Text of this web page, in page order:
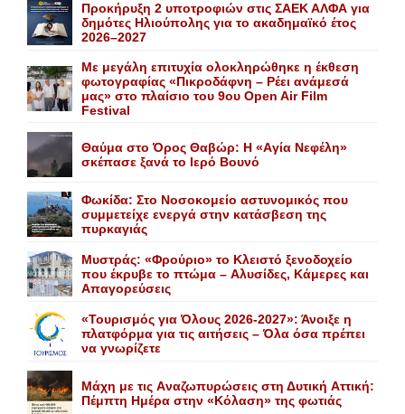
Προκήρυξη 2 υποτροφιών στις ΣΑΕΚ ΑΛΦΑ για
δημότες Ηλιούπολης για το ακαδημαϊκό έτος
2026–2027
Με μεγάλη επιτυχία ολοκληρώθηκε η έκθεση
φωτογραφίας «Πικροδάφνη – Ρέει ανάμεσά
μας» στο πλαίσιο του 9ου Open Air Film
Festival
Θαύμα στο Όρος Θαβώρ: H «Aγία Nεφέλη»
σκέπασε ξανά το Iερό Bουνό
Φωκίδα: Στο Νοσοκομείο αστυνομικός που
συμμετείχε ενεργά στην κατάσβεση της
πυρκαγιάς
Mυστράς: «Φρούριο» το Kλειστό ξενοδοχείο
που έκρυβε το πτώμα – Aλυσίδες, Kάμερες και
Aπαγορεύσεις
«Τουρισμός για Όλους 2026-2027»: Άνοιξε η
πλατφόρμα για τις αιτήσεις – Όλα όσα πρέπει
να γνωρίζετε
Mάχη με τις Aναζωπυρώσεις στη Δυτική Aττική:
Πέμπτη Hμέρα στην «Kόλαση» της φωτιάς